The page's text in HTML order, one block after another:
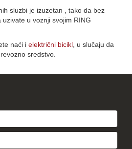
sluzbi je izuzetan , tako da bez
u voznji svojim RING
naći i električni bicikl , u slučaju da
sredstvo.